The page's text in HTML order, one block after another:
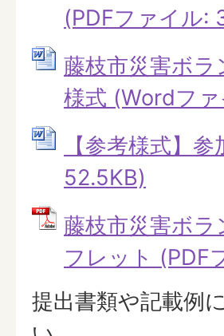
(PDFファイル:
藤枝市災害ボ
様式 (Wordフ
【参考様式】
52.5KB)
藤枝市災害ボ
フレット (PDF
提出書類や記載例